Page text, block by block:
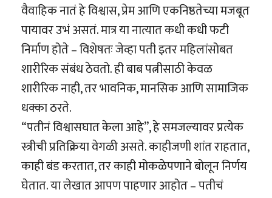
वैवाहिक नातं हे विश्वास, प्रेम आणि एकनिष्ठतेच्या मजबूत
पायावर उभं असतं. मात्र या नात्यात कधी कधी फटी
निर्माण होते – विशेषतः जेव्हा पती इतर महिलांसोबत
शारीरिक संबंध ठेवतो. ही बाब पत्नीसाठी केवळ
शारीरिक नाही, तर भावनिक, मानसिक आणि सामाजिक
धक्का ठरते.
“पतीनं विश्वासघात केला आहे”, हे समजल्यावर प्रत्येक
स्त्रीची प्रतिक्रिया वेगळी असते. काहीजणी शांत राहतात,
काही बंड करतात, तर काही मोकळेपणाने बोलून निर्णय
घेतात. या लेखात आपण पाहणार आहोत – पतीचं